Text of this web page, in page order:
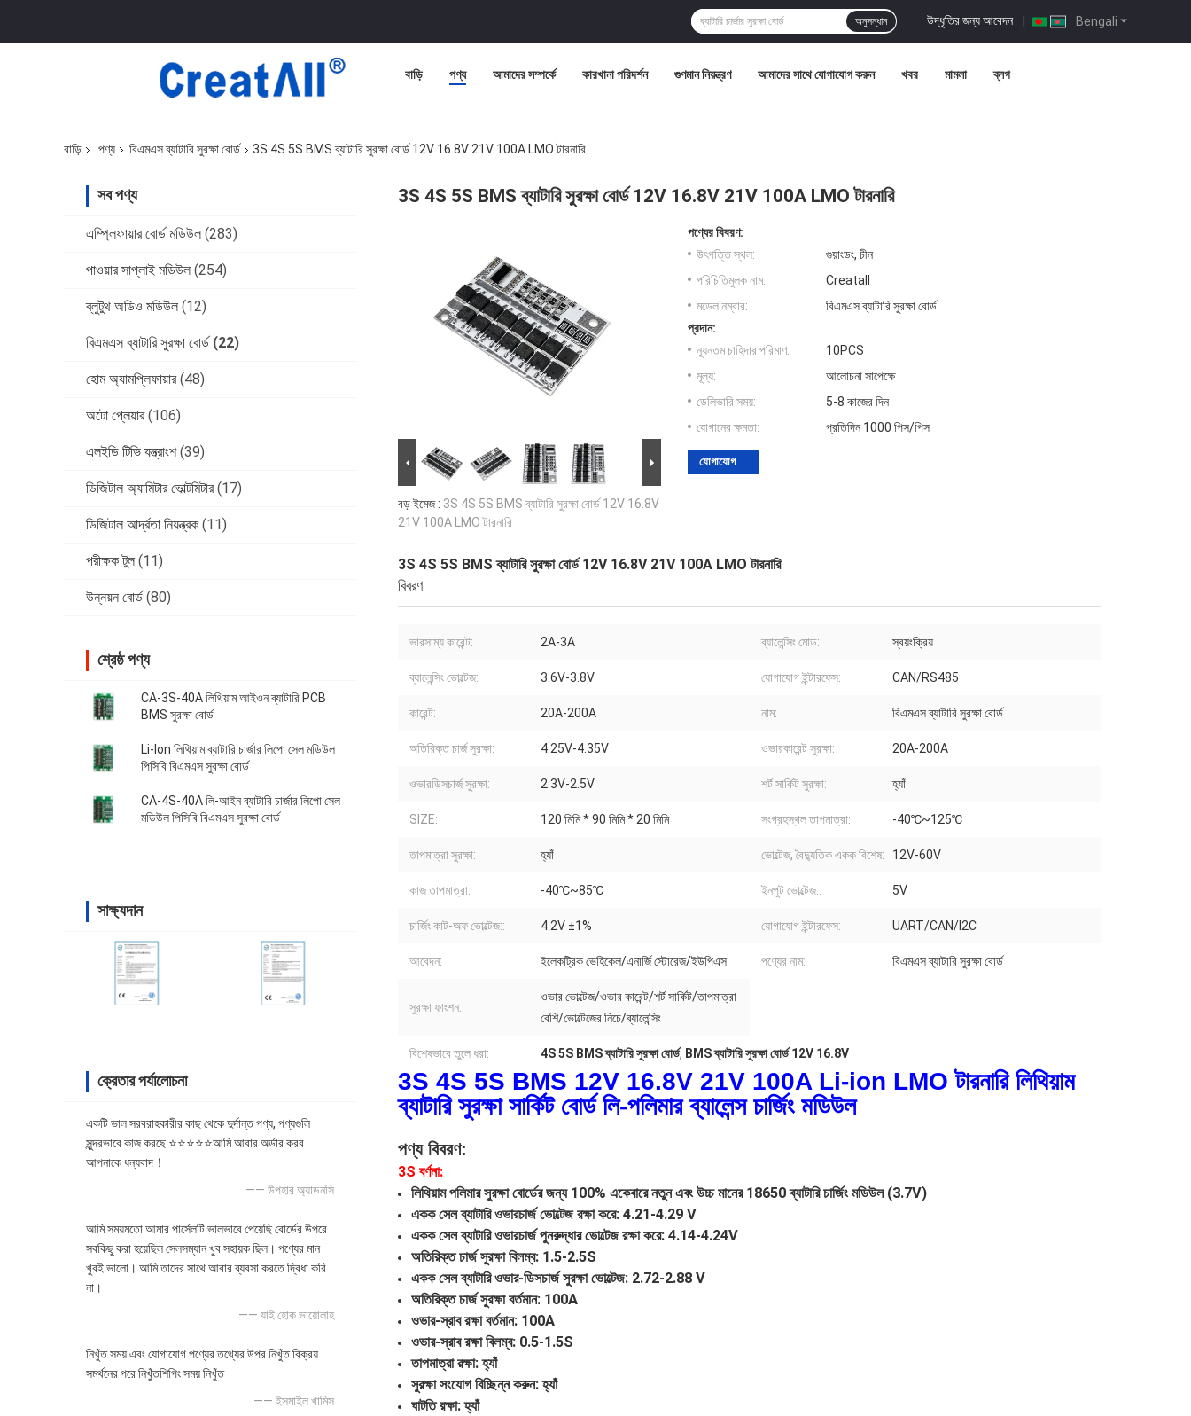
Bengali
উদ্ধৃতির জন্য আবেদন |
অনুসন্ধান
বাড়ি পণ্য আমাদের সম্পর্কে কারখানা পরিদর্শন গুণমান নিয়ন্ত্রণ আমাদের সাথে যোগাযোগ করুন খবর মামলা ব্লগ
বাড়ি পণ্য বিএমএস ব্যাটারি সুরক্ষা বোর্ড 3S 4S 5S BMS ব্যাটারি সুরক্ষা বোর্ড 12V 16.8V 21V 100A LMO টারনারি
সব পণ্য
এম্প্লিফায়ার বোর্ড মডিউল (283)
পাওয়ার সাপ্লাই মডিউল (254)
ব্লুটুথ অডিও মডিউল (12)
বিএমএস ব্যাটারি সুরক্ষা বোর্ড (22)
হোম অ্যামপ্লিফায়ার (48)
অটো প্লেয়ার (106)
এলইডি টিভি যন্ত্রাংশ (39)
ডিজিটাল অ্যামিটার ভোল্টমিটার (17)
ডিজিটাল আর্দ্রতা নিয়ন্ত্রক (11)
পরীক্ষক টুল (11)
উন্নয়ন বোর্ড (80)
শ্রেষ্ঠ পণ্য
CA-3S-40A লিথিয়াম আইওন ব্যাটারি PCB
BMS সুরক্ষা বোর্ড
Li-Ion লিথিয়াম ব্যাটারি চার্জার লিপো সেল মডিউল
পিসিবি বিএমএস সুরক্ষা বোর্ড
CA-4S-40A লি-আইন ব্যাটারি চার্জার লিপো সেল
মডিউল পিসিবি বিএমএস সুরক্ষা বোর্ড
সাক্ষ্যদান
ক্রেতার পর্যালোচনা
একটি ভাল সরবরাহকারীর কাছ থেকে দুর্দান্ত পণ্য, পণ্যগুলি
সুন্দরভাবে কাজ করছে ⭐⭐⭐⭐⭐আমি আবার অর্ডার করব
আপনাকে ধন্যবাদ！
—— উপহার অ্যাডনসি
আমি সময়মতো আমার পার্সেলটি ভালভাবে পেয়েছি বোর্ডের উপরে
সবকিছু করা হয়েছিল সেলসম্যান খুব সহায়ক ছিল। পণ্যের মান
খুবই ভালো। আমি তাদের সাথে আবার ব্যবসা করতে দ্বিধা করি
না।
—— যাই হোক ভায়োলাহ
নিখুঁত সময় এবং যোগাযোগ পণ্যের তথ্যের উপর নিখুঁত বিক্রয়
সমর্থনের পরে নিখুঁতশিপিং সময় নিখুঁত
—— ইসমাইল খামিস
3S 4S 5S BMS ব্যাটারি সুরক্ষা বোর্ড 12V 16.8V 21V 100A LMO টারনারি
বড় ইমেজ : 3S 4S 5S BMS ব্যাটারি সুরক্ষা বোর্ড 12V 16.8V
21V 100A LMO টারনারি
পণ্যের বিবরণ:
উৎপত্তি স্থল:
গুয়াংডং, চীন
পরিচিতিমুলক নাম:
Creatall
মডেল নম্বার:
বিএমএস ব্যাটারি সুরক্ষা বোর্ড
প্রদান:
ন্যূনতম চাহিদার পরিমাণ:
10PCS
মূল্য:
আলোচনা সাপেক্ষে
ডেলিভারি সময়:
5-8 কাজের দিন
যোগানের ক্ষমতা:
প্রতিদিন 1000 পিস/পিস
যোগাযোগ
3S 4S 5S BMS ব্যাটারি সুরক্ষা বোর্ড 12V 16.8V 21V 100A LMO টারনারি
বিবরণ
ভারসাম্য কারেন্ট: 2A-3A ব্যালেন্সিং মোড: স্বয়ংক্রিয়
ব্যালেন্সিং ভোল্টেজ: 3.6V-3.8V যোগাযোগ ইন্টারফেস: CAN/RS485
কারেন্ট: 20A-200A নাম: বিএমএস ব্যাটারি সুরক্ষা বোর্ড
অতিরিক্ত চার্জ সুরক্ষা: 4.25V-4.35V ওভারকারেন্ট সুরক্ষা: 20A-200A
ওভারডিসচার্জ সুরক্ষা: 2.3V-2.5V শর্ট সার্কিট সুরক্ষা: হ্যাঁ
SIZE: 120 মিমি * 90 মিমি * 20 মিমি সংগ্রহস্থল তাপমাত্রা: -40℃~125℃
তাপমাত্রা সুরক্ষা: হ্যাঁ ভোল্টেজ, বৈদ্যুতিক একক বিশেষ: 12V-60V
কাজ তাপমাত্রা: -40℃~85℃ ইনপুট ভোল্টেজ:: 5V
চার্জিং কাট-অফ ভোল্টেজ:: 4.2V ±1% যোগাযোগ ইন্টারফেস: UART/CAN/I2C
আবেদন: ইলেকট্রিক ভেহিকেল/এনার্জি স্টোরেজ/ইউপিএস পণ্যের নাম: বিএমএস ব্যাটারি সুরক্ষা বোর্ড
সুরক্ষা ফাংশন:
ওভার ভোল্টেজ/ওভার কারেন্ট/শর্ট সার্কিট/তাপমাত্রা
বেশি/ভোল্টেজের নিচে/ব্যালেন্সিং
বিশেষভাবে তুলে ধরা: 4S 5S BMS ব্যাটারি সুরক্ষা বোর্ড, BMS ব্যাটারি সুরক্ষা বোর্ড 12V 16.8V
3S 4S 5S BMS 12V 16.8V 21V 100A Li-ion LMO টারনারি লিথিয়াম
ব্যাটারি সুরক্ষা সার্কিট বোর্ড লি-পলিমার ব্যালেন্স চার্জিং মডিউল
পণ্য বিবরণ:
3S বর্ণনা:
লিথিয়াম পলিমার সুরক্ষা বোর্ডের জন্য 100% একেবারে নতুন এবং উচ্চ মানের 18650 ব্যাটারি চার্জিং মডিউল (3.7V)
একক সেল ব্যাটারি ওভারচার্জ ভোল্টেজ রক্ষা করে: 4.21-4.29 V
একক সেল ব্যাটারি ওভারচার্জ পুনরুদ্ধার ভোল্টেজ রক্ষা করে: 4.14-4.24V
অতিরিক্ত চার্জ সুরক্ষা বিলম্ব: 1.5-2.5S
একক সেল ব্যাটারি ওভার-ডিসচার্জ সুরক্ষা ভোল্টেজ: 2.72-2.88 V
অতিরিক্ত চার্জ সুরক্ষা বর্তমান: 100A
ওভার-স্রাব রক্ষা বর্তমান: 100A
ওভার-স্রাব রক্ষা বিলম্ব: 0.5-1.5S
তাপমাত্রা রক্ষা: হ্যাঁ
সুরক্ষা সংযোগ বিচ্ছিন্ন করুন: হ্যাঁ
ঘাটতি রক্ষা: হ্যাঁ